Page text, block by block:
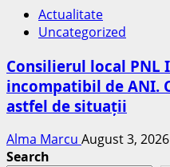
Actualitate
Uncategorized
Consilierul local PNL
incompatibil de ANI.
astfel de situații
Alma Marcu August 3, 2026
Search